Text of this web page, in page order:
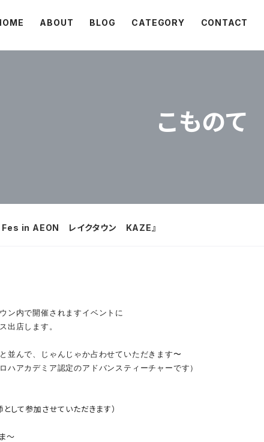
ABOUT BLOG CATEGORY CONTACT
こものて
Fes in AEON レイクタウン KAZE』
ン内で開催されますイベントに
出店します。
並んで、じゃんじゃか占わせていただきます〜
ハアカデミア認定のアドバンスティーチャーです）
して参加させていただきます）
〜